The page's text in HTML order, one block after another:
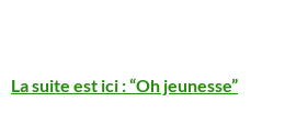
La suite est ici : “Oh jeunesse”